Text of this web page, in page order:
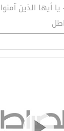
الرحمن 34 - يا أيها الذين